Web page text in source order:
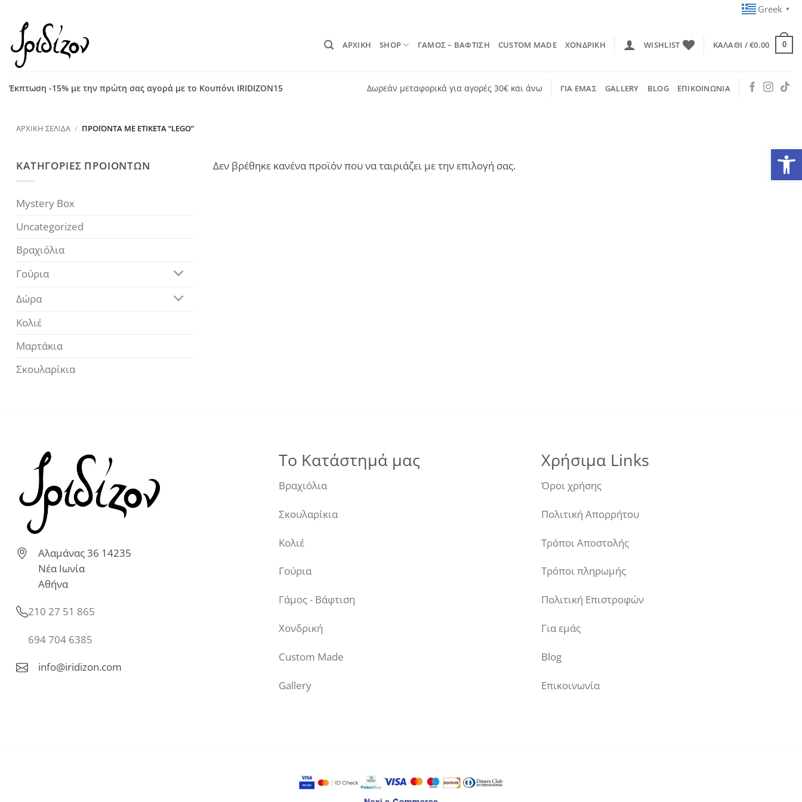
περιεχόμενο
Greek ▼
ΑΡΧΙΚΗ SHOP ΓΑΜΟΣ – ΒΑΦΤΙΣΗ CUSTOM MADE ΧΟΝΔΡΙΚΗ WISHLIST ΚΑΛΆΘΙ /€0.00 0
Έκπτωση -15% με την πρώτη σας αγορά με το Κουπόνι IRIDIZON15 Δωρεάν μεταφορικά για αγορές 30€ και άνω ΓΙΑ ΕΜΑΣ GALLERY BLOG ΕΠΙΚΟΙΝΩΝΙΑ
ΑΡΧΙΚΉ ΣΕΛΊΔΑ / ΠΡΟΪΌΝΤΑ ΜΕ ΕΤΙΚΈΤΑ “LEGO”
ΚΑΤΗΓΟΡΙΕΣ ΠΡΟΙΟΝΤΩΝ
Mystery Box
Uncategorized
Βραχιόλια
Γούρια
Δώρα
Κολιέ
Μαρτάκια
Σκουλαρίκια
Δεν βρέθηκε κανένα προϊόν που να ταιριάζει με την επιλογή σας.
Αλαμάνας 36 14235
Νέα Ιωνία
Αθήνα
210 27 51 865
694 704 6385
info@iridizon.com
Το Κατάστημά μας
Βραχιόλια
Σκουλαρίκια
Κολιέ
Γούρια
Γάμος - Βάφτιση
Χονδρική
Custom Made
Gallery
Χρήσιμα Links
Όροι χρήσης
Πολιτική Απορρήτου
Τρόποι Αποστολής
Τρόποι πληρωμής
Πολιτική Επιστροφών
Για εμάς
Blog
Επικοινωνία